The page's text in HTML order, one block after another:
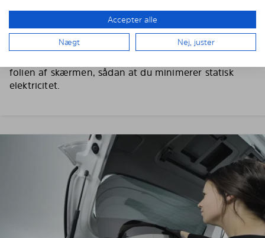
Ifør dig de medfølgende handsker, inden du piller
folien af, således undgår du fingeraftryk og
fedtpletter på solskærmen.
folien af skærmen, sådan at du minimerer statisk
elektricitet.
Accepter alle
Nægt Nej, juster